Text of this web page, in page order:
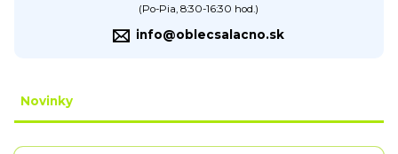
(Po-Pia, 8:30-16:30 hod.)
info@oblecsalacno.sk
Novinky